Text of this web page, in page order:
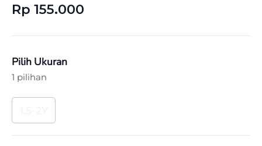
Rp 155.000
Pilih Ukuran
1 pilihan